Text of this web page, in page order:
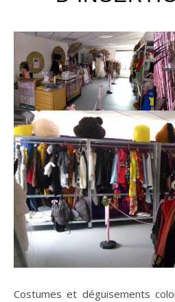
Costumes et déguisements colorés vous attendent à la